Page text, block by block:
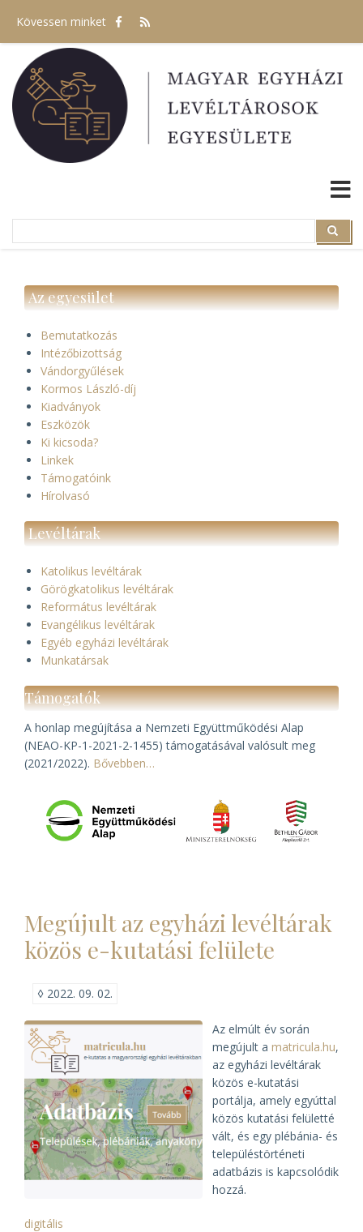
tartalomra
Kövessen minket
Search
Az egyesület
Bemutatkozás
Intézőbizottság
Vándorgyűlések
Kormos László-díj
Kiadványok
Eszközök
Ki kicsoda?
Linkek
Támogatóink
Hírolvasó
Levéltárak
Katolikus levéltárak
Görögkatolikus levéltárak
Református levéltárak
Evangélikus levéltárak
Egyéb egyházi levéltárak
Munkatársak
Támogatók
A honlap megújítása a Nemzeti Együttműködési Alap
(NEAO-KP-1-2021-2-1455) támogatásával valósult meg
(2021/2022). Bővebben…
Megújult az egyházi levéltárak
közös e-kutatási felülete
◊ 2022. 09. 02.
Az elmúlt év során
megújult a matricula.hu,
az egyházi levéltárak
közös e-kutatási
portálja, amely egyúttal
közös kutatási felületté
vált, és egy plébánia- és
településtörténeti
adatbázis is kapcsolódik
hozzá.
digitális